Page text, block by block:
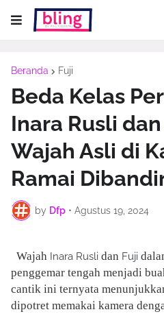
Beranda Fuji
Beda Kelas
Inara Rusli
Wajah Asli di
Ramai
by Dfp • Agustus 19, 2024
Wajah Inara Rusli dan Fuji
penggemar tengah menjadi
cantik ini ternyata
dipotret memakai kamera